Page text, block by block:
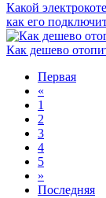
Какой
как его
Как дешево
Первая
«
1
2
3
4
5
»
Последняя